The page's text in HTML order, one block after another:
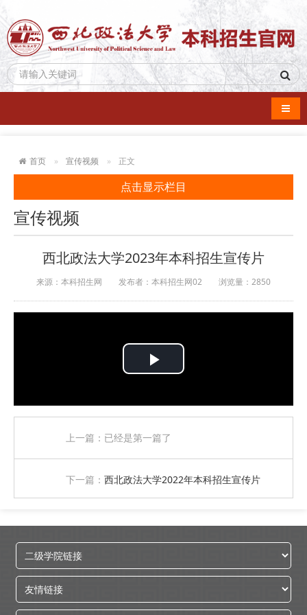
导航
首页 宣传视频 正文
点击显示栏目
宣传视频
西北政法大学2023年本科招生宣传片
来源：本科招生网 发布者：本科招生网02 浏览量： 2850
P
l
a
y
V
i
上一篇：已经是第一篇了
下一篇： 西北政法大学2022年本科招生宣传片